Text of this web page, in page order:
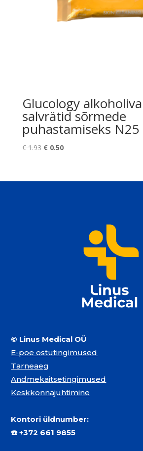
Glucology
salvrätid sõrmede
puhastamiseks N25
€1.93 Algne
€ 1.93.
€0.50Praegune
€ 0.50.
© Linus Medical OÜ
E-poe ostutingimused
Tarneaeg
Andmekaitsetingimused
Keskkonnajuhtimine
Kontori üldnumber:
☎️+372 661 9855